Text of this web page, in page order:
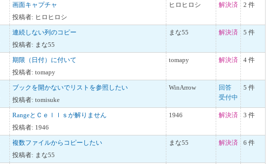
画面キャプチャ
投稿者: ヒロヒロシ
ヒロヒロシ 解決済 2 件
連続しない列のコピー
投稿者: まな55
まな55 解決済 5 件
期限（日付）に付いて
投稿者: tomapy
tomapy 解決済 4 件
ブックを開かないでリストを参照したい
投稿者: tomisuke
WinArrow
回答
受付中
5 件
RangeとＣｅｌｌｓが解りません
投稿者: 1946
1946 解決済 3 件
複数ファイルからコピーしたい
投稿者: まな55
まな55 解決済 6 件